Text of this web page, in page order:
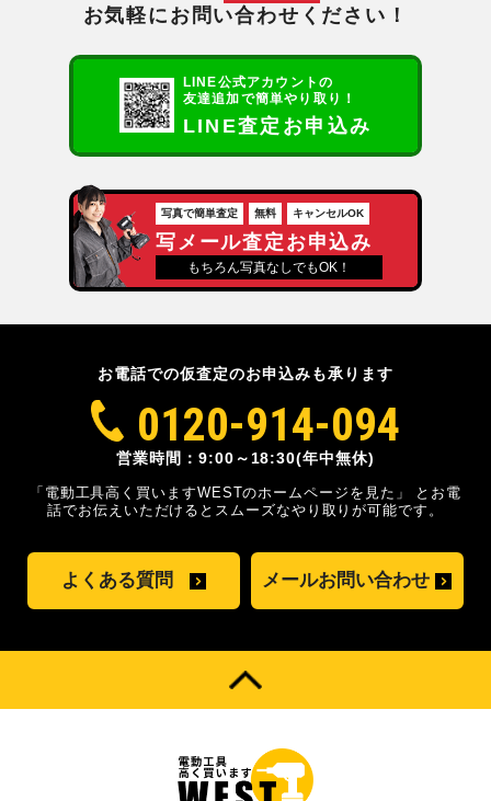
お気軽にお問い合わせください！
LINE公式アカウントの
友達追加で簡単やり取り！
LINE査定お申込み
写真で簡単査定 無料 キャンセルOK
写メール査定お申込み
もちろん写真なしでもOK！
お電話での仮査定のお申込みも承ります
0120-914-094
営業時間：9:00～18:30(年中無休)
「電動工具高く買いますWESTのホームページを見た」
とお電
話でお伝えいただけるとスムーズなやり取りが可能です。
よくある質問 メールお問い合わせ